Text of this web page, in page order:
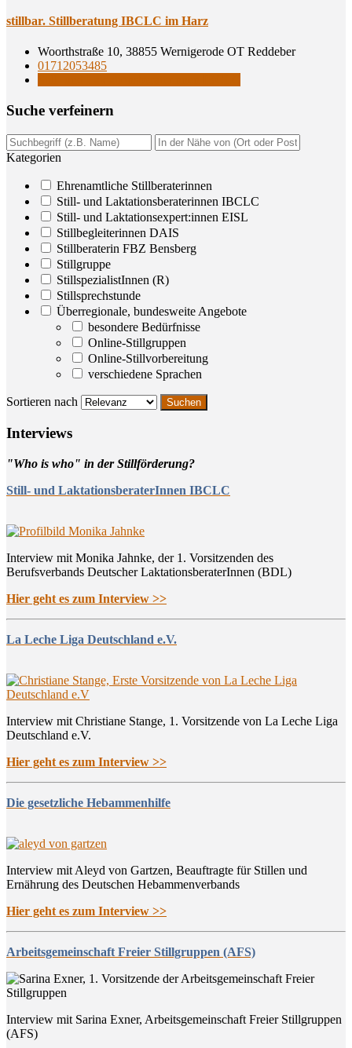
still­bar. Still­be­ra­tung IBCLC im Harz
Woorthstraße 10, 38855 Wernigerode OT Reddeber
01712053485
Suche ver­fei­nern
Kategorien
Ehrenamtliche Stillberaterinnen
Still- und Laktationsberaterinnen IBCLC
Still- und Laktationsexpert:innen EISL
Stillbegleiterinnen DAIS
Stillberaterin FBZ Bensberg
Stillgruppe
StillspezialistInnen (R)
Stillsprechstunde
Überregionale, bundesweite Angebote
besondere Bedürfnisse
Online-Stillgruppen
Online-Stillvorbereitung
verschiedene Sprachen
Sortieren nach
Inter­views
"Who is who" in der Stillförderung?
Still- und LaktationsberaterInnen IBCLC
Interview mit Monika Jahnke, der 1. Vorsitzenden des
Berufsverbands Deutscher LaktationsberaterInnen (BDL)
Hier geht es zum Interview >>
La Leche Liga Deutschland e.V.
Interview mit Christiane Stange, 1. Vorsitzende von La Leche Liga
Deutschland e.V.
Hier geht es zum Interview >>
Die gesetzliche Hebammenhilfe
Interview mit Aleyd von Gartzen, Beauftragte für Stillen und
Ernährung des Deutschen Hebammenverbands
Hier geht es zum Interview >>
Arbeitsgemeinschaft Freier Stillgruppen (AFS)
Interview mit Sarina Exner, Arbeitsgemeinschaft Freier Stillgruppen
(AFS)